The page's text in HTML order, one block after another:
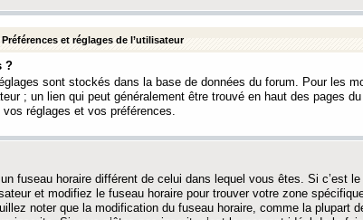
Préférences et réglages de l’utilisateur
?
sont stockés dans la base de données du forum. Pour les
; un lien qui peut généralement être trouvé en haut des pages
réglages et vos préférences.
fuseau horaire différent de celui dans lequel vous êtes. Si c’est
et modifiez le fuseau horaire pour trouver votre zone
noter que la modification du fuseau horaire, comme la plupart